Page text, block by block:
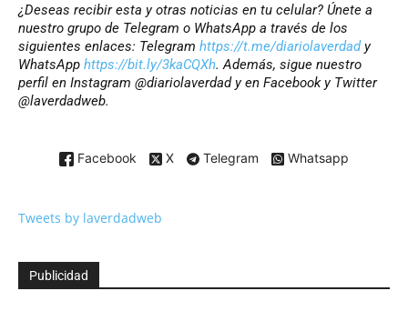
¿Deseas recibir esta y otras noticias en tu celular? Únete a
nuestro grupo de Telegram o WhatsApp a través de los
siguientes enlaces: Telegram https://t.me/diariolaverdady
WhatsApp https://bit.ly/3kaCQXh. Además, sigue nuestro
perfil en Instagram @diariolaverdad y en Facebook y Twitter
@laverdadweb.
Facebook X Telegram Whatsapp
Tweets by laverdadweb
Publicidad